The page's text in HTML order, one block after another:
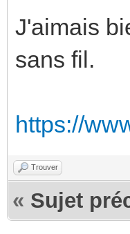
J'aimais
sans fil.
https://
Trouver
« Sujet